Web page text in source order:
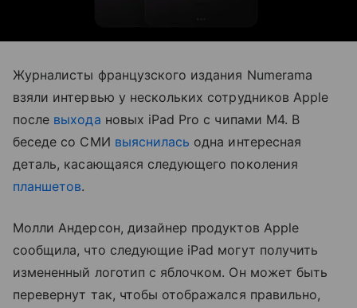
Журналисты французского издания Numerama
взяли интервью у нескольких сотрудников Apple
после выхода новых iPad Pro с чипами M4. В
беседе со СМИ выяснилась одна интересная
деталь, касающаяся следующего поколения
планшетов.
Молли Андерсон, дизайнер продуктов Apple
сообщила, что следующие iPad могут получить
измененный логотип с яблочком. Он может быть
перевернут так, чтобы отображался правильно,